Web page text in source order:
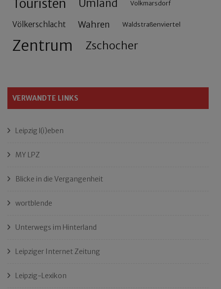
Touristen Umland Volkmarsdorf
Völkerschlacht Wahren Waldstraßenviertel
Zentrum Zschocher
VERWANDTE LINKS
Leipzig l(i)eben
MY LPZ
Blicke in die Vergangenheit
wortblende
Unterwegs im Hinterland
Leipziger Internet Zeitung
Leipzig-Lexikon